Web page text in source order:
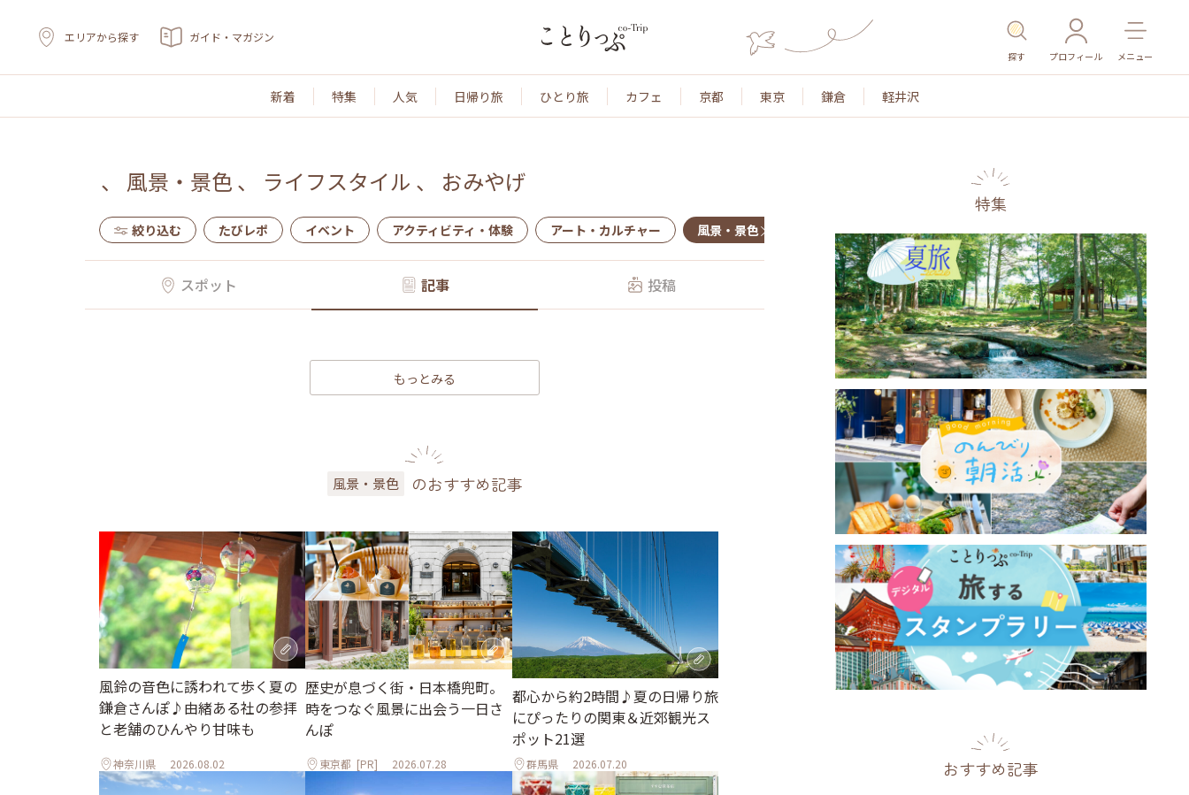
エリアから探す ガイド・マガジン
探す プロフィール メニュー
新着 特集 人気 日帰り旅 ひとり旅 カフェ 京都 東京 鎌倉 軽井沢
、 風景・景色 、 ライフスタイル 、 おみやげ
絞り込む たびレポ イベント アクティビティ・体験 アート・カルチャー 風景・景色 名所・旧跡 温泉・スパ その他施設 ごはん
スポット 記事 投稿
もっとみる
風景・景色 のおすすめ記事
風鈴の音色に誘われて歩く夏の
鎌倉さんぽ♪由緒ある社の参拝
と老舗のひんやり甘味も
神奈川県 2026.08.02
歴史が息づく街・日本橋兜町。
時をつなぐ風景に出会う一日さ
んぽ
東京都 [PR] 2026.07.28
都心から約2時間♪夏の日帰り旅
にぴったりの関東＆近郊観光ス
ポット21選
群馬県 2026.07.20
特集
おすすめ記事